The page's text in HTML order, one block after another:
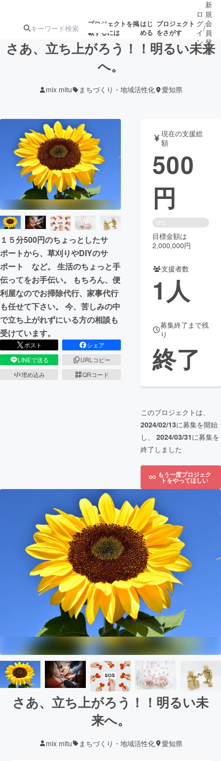
プロジェクトを掲
載するには
はじ
める
プロジェクト
をさがす
ターン
ジェクト
募集終了が近いプ
ロジェクト
されます
アート・写真 音楽
テクノロジー・ガジェット ゲーム・サ
映像・映画
ビジネス・起業
まちづくり・地域活性化
CAMPFIRE for Social Good CAMPFIRE Creation
CAMPFIREふるさと納税machi-ya コミュニティ
ロ
グ
イ
ン
/
新
規
会
員
登
録
さあ、立ち上がろう！！明るい未来
へ。
mix mitu まちづくり・地域活性化 愛知県
１５分500円のちょっとしたサ
ポートから、草刈りやDIYのサ
ポート など。 生活のちょっと手
伝ってをお手伝い。 もちろん、便
利屋なのでお掃除代行、家事代行
も任せて下さい。 今、苦しみの中
で立ち上がれずにいる方の相談も
受けています。
ポスト
シェア
LINEで送る
URLコピー
埋め込み
QRコード
現在の支援総
額
500
円
0%
目標金額は
2,000,000円
支援者数
1人
募集終了まで残
り
終了
このプロジェクトは、
2024/02/13に募集を開始
し、 2024/03/31に募集を
終了しました
もう一度プロジェク
トをやってほしい
さあ、立ち上がろう！！明るい未
来へ。
mix mitu まちづくり・地域活性化 愛知県